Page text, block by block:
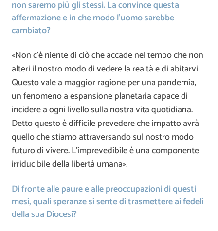
non saremo più gli stessi. La convince questa
affermazione e in che modo l’uomo sarebbe
cambiato?
«Non c’è niente di ciò che accade nel tempo che non
alteri il nostro modo di vedere la realtà e di abitarvi.
Questo vale a maggior ragione per una pandemia,
un fenomeno a espansione planetaria capace di
incidere a ogni livello sulla nostra vita quotidiana.
Detto questo è difficile prevedere che impatto avrà
quello che stiamo attraversando sul nostro modo
futuro di vivere. L’imprevedibile è una componente
irriducibile della libertà umana».
Di fronte alle paure e alle preoccupazioni di questi
mesi, quali speranze si sente di trasmettere ai fedeli
della sua Diocesi?